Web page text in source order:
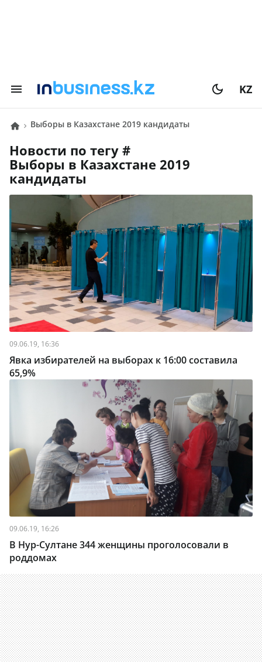
KZ
Выборы в Казахстане 2019 кандидаты
Новости по тегу #
Выборы в Казахстане 2019
кандидаты
09.06.19, 16:36
Явка избирателей на выборах к 16:00 составила
65,9%
09.06.19, 16:26
В Нур-Султане 344 женщины проголосовали в
роддомах